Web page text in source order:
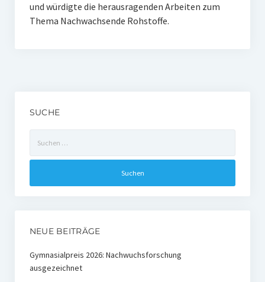
Promotionsstipendien
Hochschulpreis der Stiftung Nachwachsende Rohstoffe
Preisträger
und würdigte die herausragenden Arbeiten zum
Thema Nachwachsende Rohstoffe.
SUCHE
nach:
NEUE BEITRÄGE
Gymnasialpreis 2026: Nachwuchsforschung
ausgezeichnet